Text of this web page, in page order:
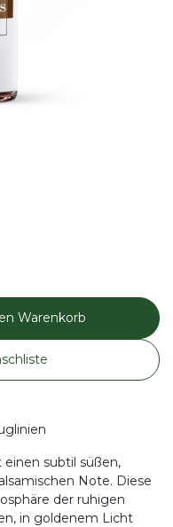
Warenkorb
subtil süßen,
Note. Diese
der ruhigen
in goldenem Licht